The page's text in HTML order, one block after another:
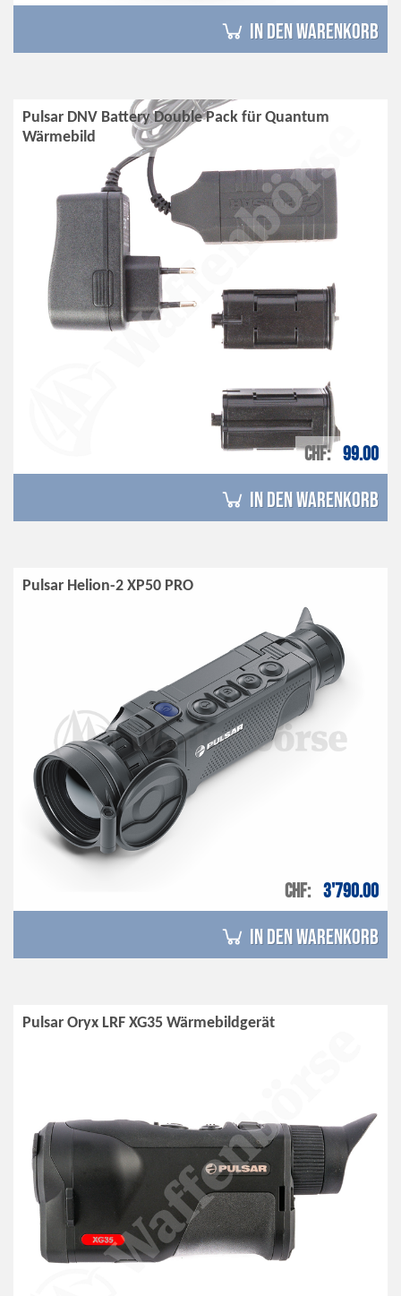
in den Warenkorb
Pulsar DNV Battery Double Pack für Quantum
Wärmebild
CHF 99.00
in den Warenkorb
Pulsar Helion-2 XP50 PRO
CHF 3'790.00
in den Warenkorb
Pulsar Oryx LRF XG35 Wärmebildgerät